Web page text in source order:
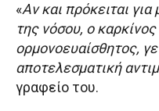
«Αν και πρόκειται
της νόσου, ο καρκίνος
ορμονοευαίσθητος,
αποτελεσματική
γραφείο του.